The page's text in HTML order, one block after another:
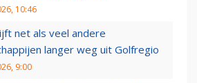
10:46
net als veel andere
langer weg uit Golfregio
9:00